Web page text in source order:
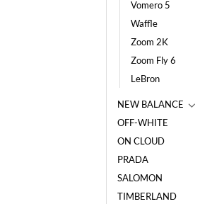
Vomero 5
Waffle
Zoom 2K
Zoom Fly 6
LeBron
NEW BALANCE
OFF-WHITE
ON CLOUD
PRADA
SALOMON
TIMBERLAND